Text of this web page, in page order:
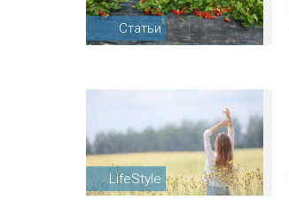
Статьи
LifeStyle